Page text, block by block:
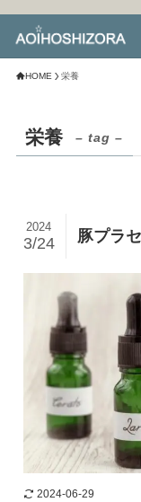
HOME 栄養
栄養 – tag –
豚プラ
2024
3/24
2024-06-29